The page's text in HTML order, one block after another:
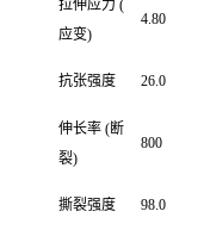
拉伸应力 (
应变)
4.80
抗张强度 26.0
伸长率 (断
裂)
800
撕裂强度 98.0